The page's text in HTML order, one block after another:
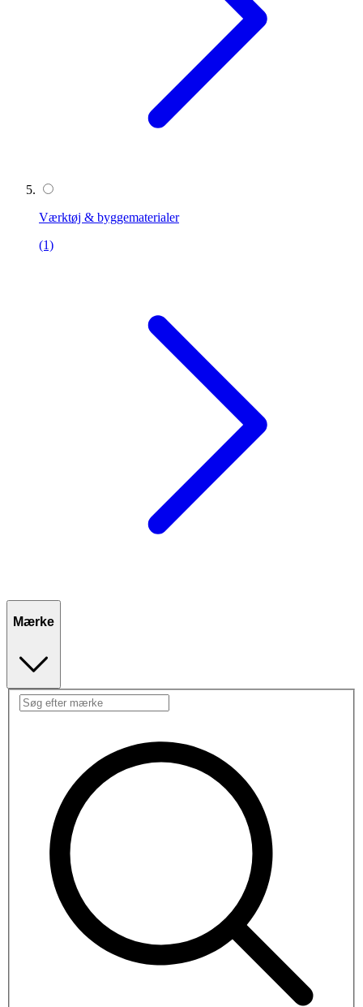
Værktøj & byggematerialer
(1)
Mærke